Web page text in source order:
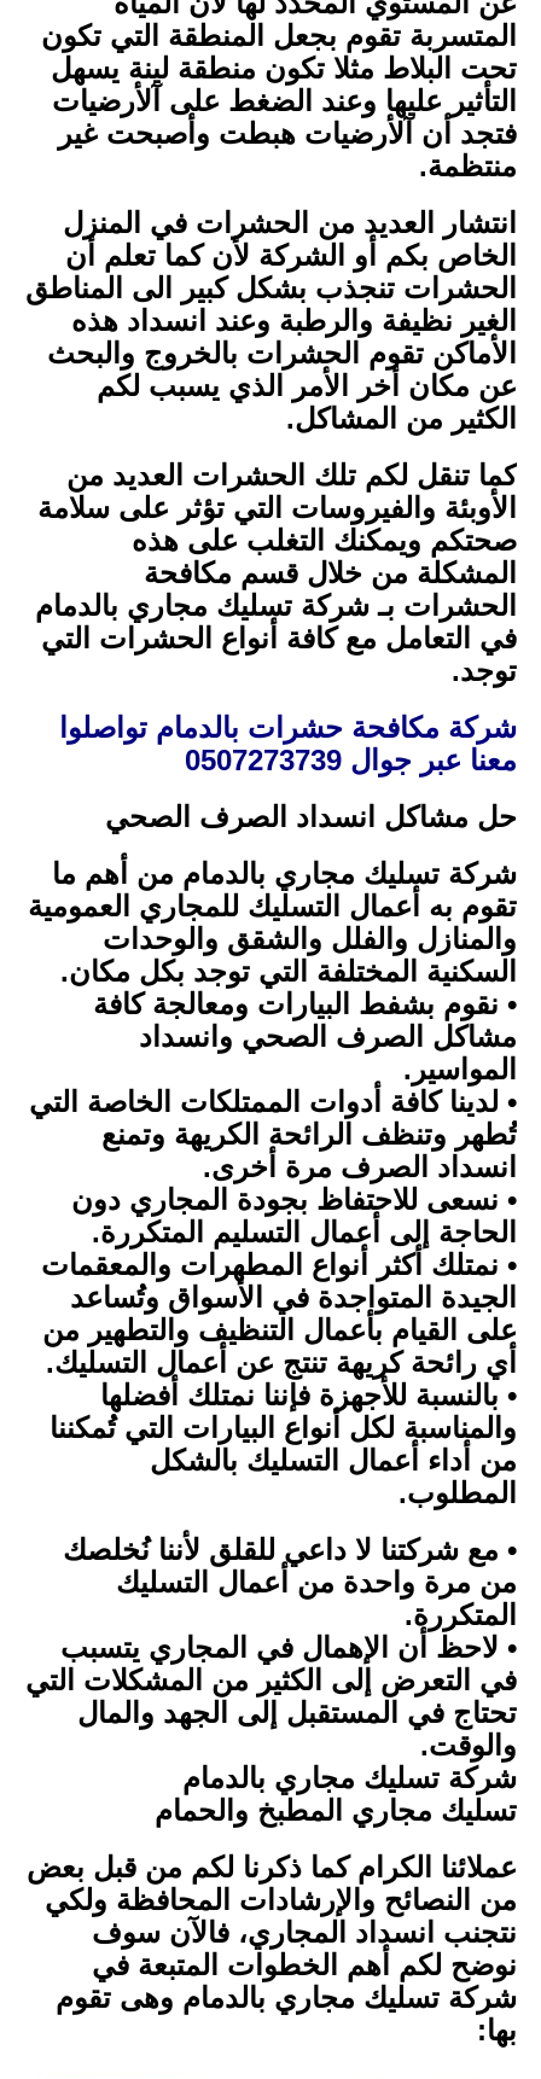
المتسربة تقوم بجعل المنطقة التي تكون
تحت البلاط مثلا تكون منطقة لينة يسهل
التأثير عليها وعند الضغط على آلأرضيات
فتجد أن آلأرضيات هبطت وأصبحت غير
منتظمة.
انتشار العديد من الحشرات في المنزل
الخاص بكم أو الشركة لأن كما تعلم أن
الحشرات تنجذب بشكل كبير الى المناطق
الغير نظيفة والرطبة وعند انسداد هذه
الأماكن تقوم الحشرات بالخروج والبحث
عن مكان أخر الأمر الذي يسبب لكم
الكثير من المشاكل.
كما تنقل لكم تلك الحشرات العديد من
الأوبئة والفيروسات التي تؤثر على سلامة
صحتكم ويمكنك التغلب على هذه
المشكلة من خلال قسم مكافحة
الحشرات بـ شركة تسليك مجاري بالدمام
في التعامل مع كافة أنواع الحشرات التي
توجد.
شركة مكافحة حشرات بالدمام تواصلوا
معنا عبر جوال 0507273739
حل مشاكل انسداد الصرف الصحي
شركة تسليك مجاري بالدمام من أهم ما
تقوم به أعمال التسليك للمجاري العمومية
والمنازل والفلل والشقق والوحدات
السكنية المختلفة التي توجد بكل مكان.
• نقوم بشفط البيارات ومعالجة كافة
مشاكل الصرف الصحي وانسداد
المواسير.
• لدينا كافة أدوات الممتلكات الخاصة التي
تُطهر وتنظف الرائحة الكريهة وتمنع
انسداد الصرف مرة أخرى.
• نسعى للاحتفاظ بجودة المجاري دون
الحاجة إلى أعمال التسليم المتكررة.
• نمتلك أكثر أنواع المطهرات والمعقمات
الجيدة المتواجدة في الأسواق وتُساعد
على القيام بأعمال التنظيف والتطهير من
أي رائحة كريهة تنتج عن أعمال التسليك.
• بالنسبة للأجهزة فإننا نمتلك أفضلها
والمناسبة لكل أنواع البيارات التي تُمكننا
من أداء أعمال التسليك بالشكل
المطلوب.
• مع شركتنا لا داعي للقلق لأننا نُخلصك
من مرة واحدة من أعمال التسليك
المتكررة.
• لاحظ أن الإهمال في المجاري يتسبب
في التعرض إلى الكثير من المشكلات التي
تحتاج في المستقبل إلى الجهد والمال
والوقت.
شركة تسليك مجاري بالدمام
تسليك مجاري المطبخ والحمام
عملائنا الكرام كما ذكرنا لكم من قبل بعض
من النصائح والإرشادات المحافظة ولكي
نتجنب انسداد المجاري، فالآن سوف
نوضح لكم أهم الخطوات المتبعة في
شركة تسليك مجاري بالدمام وهى تقوم
بها: